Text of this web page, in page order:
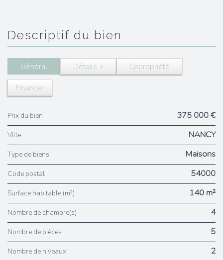
descriptif du bien
Général Détails + Copropriété
Financier
Prix du bien 375 000 €
Ville NANCY
Type de biens Maisons
Code postal 54000
Surface habitable (m²) 140 m²
Nombre de chambre(s) 4
Nombre de pièces 5
Nombre de niveaux 2